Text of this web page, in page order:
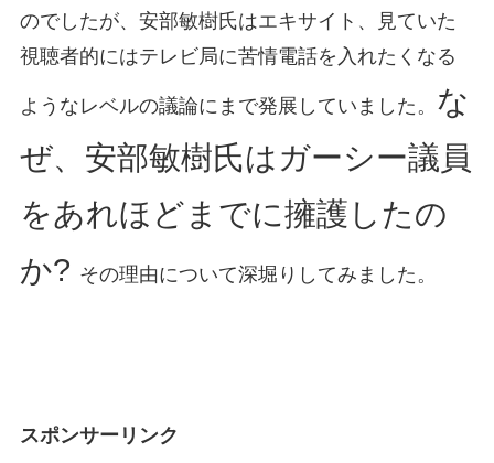
のでしたが、安部敏樹氏はエキサイト、見ていた
視聴者的にはテレビ局に苦情電話を入れたくなる
ようなレベルの議論にまで発展していました。 な
ぜ、安部敏樹氏はガーシー議員
をあれほどまでに擁護したの
か? その理由について深堀りしてみました。
スポンサーリンク